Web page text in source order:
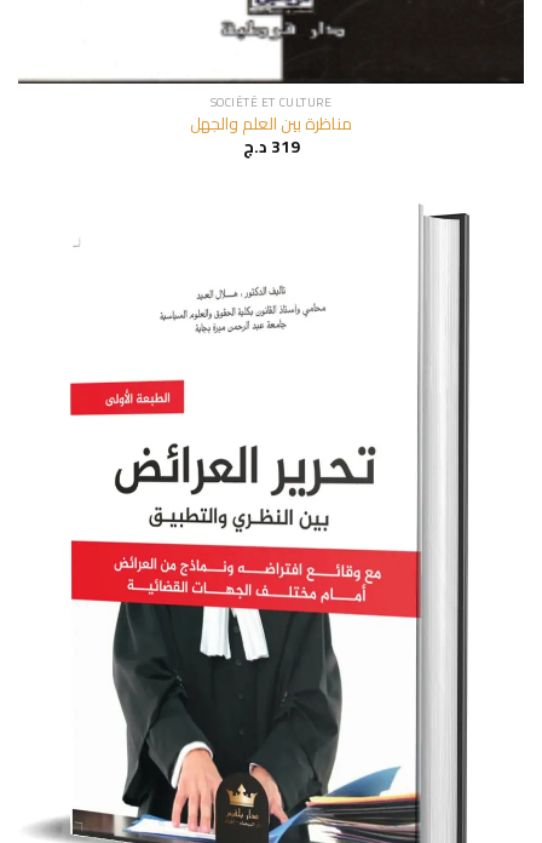
SOCIÉTÉ ET CULTURE
مناظرة بين العلم والجهل
319د.ج